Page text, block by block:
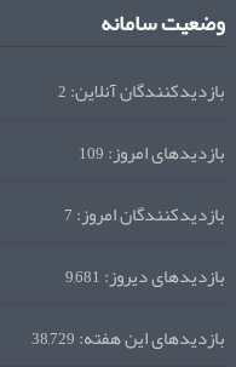
وضعیت سامانه
بازدیدکنندگان آنلاین:2
بازدیدهای امروز:109
بازدیدکنندگان امروز:7
بازدیدهای دیروز:9,681
بازدیدهای این هفته:38,729